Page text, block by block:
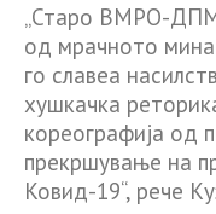
„Старо ВМРО-
од мрачното
го славеа
хушкачка
кореографија од
прекршување на
Ковид-19“, рече